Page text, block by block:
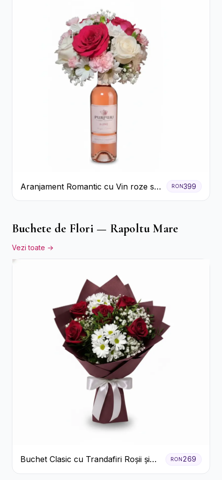
Aranjament Romantic cu Vin roze si
Flori pastel
RON399
Buchete de Flori — Rapoltu Mare
Vezi toate →
Buchet Clasic cu Trandafiri Roșii și
Crizanteme Albe
RON269